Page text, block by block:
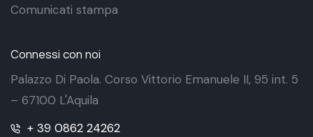
Comunicati stampa
Connessi con noi
Palazzo Di Paola. Corso Vittorio Emanuele II, 95 int. 5
– 67100 L'Aquila
+ 39 0862 24262